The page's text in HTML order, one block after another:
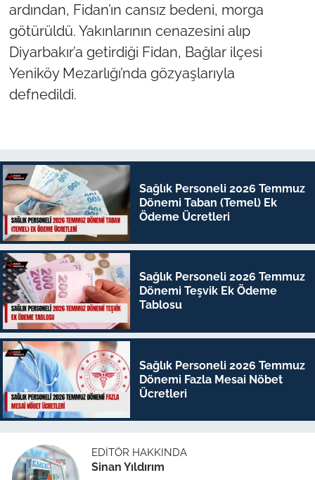
ardından, Fidan’ın cansız bedeni, morga
götürüldü. Yakınlarının cenazesini alıp
Diyarbakır’a getirdiği Fidan, Bağlar ilçesi
Yeniköy Mezarlığı’nda gözyaşlarıyla
defnedildi.
Sağlık Personeli 2026 Temmuz
Dönemi Taban (Temel) Ek
Ödeme Ücretleri
Sağlık Personeli 2026 Temmuz
Dönemi Teşvik Ek Ödeme
Tablosu
Sağlık Personeli 2026 Temmuz
Dönemi Fazla Mesai Nöbet
Ücretleri
EDITÖR HAKKINDA
Sinan Yıldırım